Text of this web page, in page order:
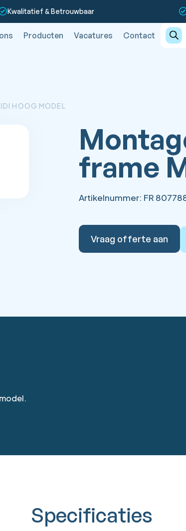
Kwalitatief & Betrouwbaar
Producten Vacatures Contact
zoeken
HOOG MODEL
frame
Artikelnummer: FR
Vraag offerte aan
Specificaties